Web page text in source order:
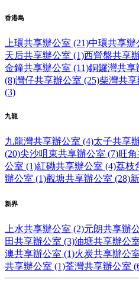
香港島
上環共享辦公室 (21)中環共享辦
天后共享辦公室 (1)西營盤共享
金鐘共享辦公室 (11)銅鑼灣共享
(8)灣仔共享辦公室 (25)柴灣共
(3)
九龍
九龍灣共享辦公室 (4)太子共享
(20)尖沙咀東共享辦公室 (7)旺
公室 (1)紅磡共享辦公室 (4)荔枝
辦公室 (1)觀塘共享辦公室 (28)
新界
上水共享辦公室 (2)元朗共享辦
田共享辦公室 (3)油塘共享辦公
澳共享辦公室 (1)火炭共享辦公
共享辦公室 (1)荃灣共享辦公室